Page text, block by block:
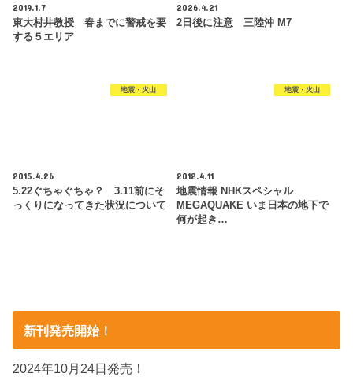
2019.1.7
東大村井教授 春までに警戒を要
する５エリア
2026.4.21
2日後に注意 三陸沖 M7
地震・火山
2015.4.26
5.22ぐちゃぐちゃ？ 3.11前にそ
っくりになってきた状況について
地震・火山
2012.4.11
地震情報 NHKスペシャル
MEGAQUAKE いま日本の地下で
何が起き…
新刊発売開始！
2024年10月24日発売！